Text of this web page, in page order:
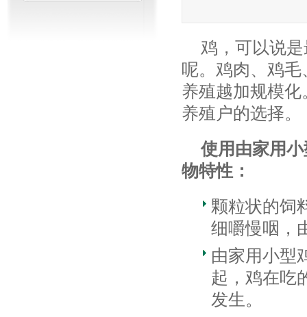
鸡，可以说
呢。鸡肉、鸡
养殖越加规模
养殖户的选择。
使用由家用
物特性：
颗粒状的饲
细嚼慢咽，
由家用小型
起，鸡在吃
发生。